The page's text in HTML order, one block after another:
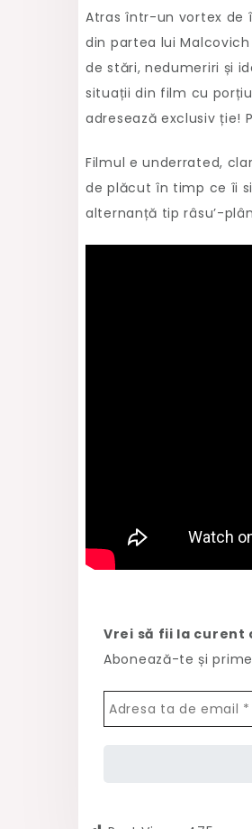
Atras într-un vortex de
din partea lui
de stări, nedumeriri și
situații din film cu
adresează exclusiv ție!
Filmul e underrated,
de plăcut în timp ce îi
alternanță tip râsu’-
Vrei să fii la curent
Abonează-te și